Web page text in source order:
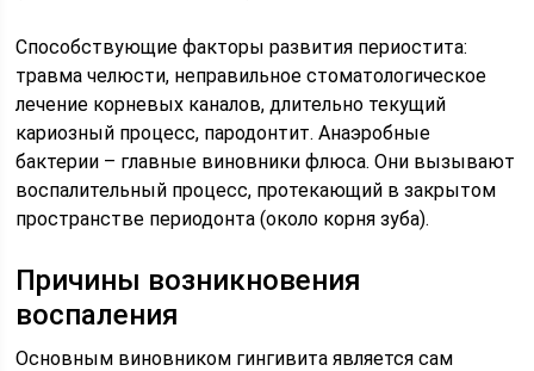
Способствующие факторы развития периостита:
травма челюсти, неправильное стоматологическое
лечение корневых каналов, длительно текущий
кариозный процесс, пародонтит. Анаэробные
бактерии – главные виновники флюса. Они вызывают
воспалительный процесс, протекающий в закрытом
пространстве периодонта (около корня зуба).
Причины возникновения
воспаления
Основным виновником гингивита является сам